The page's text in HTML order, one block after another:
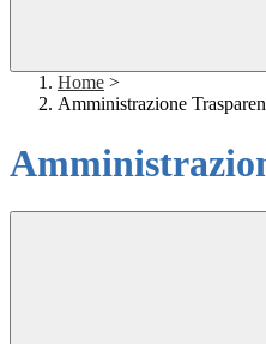
Home >
Amministrazione